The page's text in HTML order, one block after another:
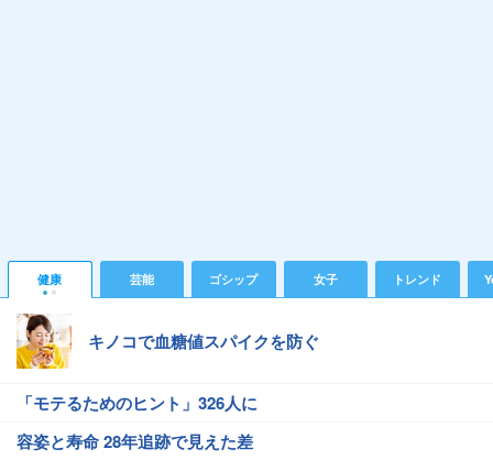
健康 芸能 ゴシップ 女子 トレンド
キノコで血糖値スパイクを防ぐ
「モテるためのヒント」326人に
容姿と寿命 28年追跡で見えた差